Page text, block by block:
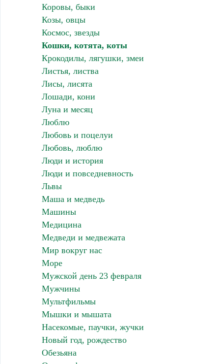
Коровы, быки
Козы, овцы
Космос, звезды
Кошки, котята, коты
Крокодилы, лягушки, змеи
Листья, листва
Лисы, лисята
Лошади, кони
Луна и месяц
Люблю
Любовь и поцелуи
Любовь, люблю
Люди и история
Люди и повседневность
Львы
Маша и медведь
Машины
Медицина
Медведи и медвежата
Мир вокруг нас
Море
Мужской день 23 февраля
Мужчины
Мультфильмы
Мышки и мышата
Насекомые, паучки, жучки
Новый год, рождество
Обезьяна